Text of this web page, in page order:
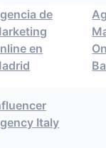
de
en
Italy